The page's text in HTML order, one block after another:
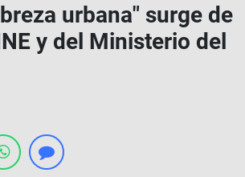
urbana" surge de
y del Ministerio del